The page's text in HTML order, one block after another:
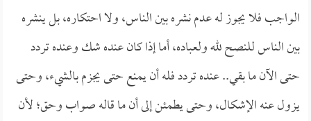
الواجب فلا يجوز له عدم نشره بين الناس، ولا احتكاره، بل ينشره
بين الناس للنصح لله ولعباده، أما إذا كان عنده شك وعنده تردد
حتى الآن ما بقي.. عنده تردد فله أن يمنع حتى يجزم بالشيء، وحتى
يزول عنه الإشكال، وحتى يطمئن إلى أن ما قاله صواب وحق؛ لأن